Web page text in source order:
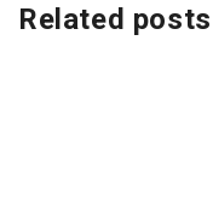
Related posts